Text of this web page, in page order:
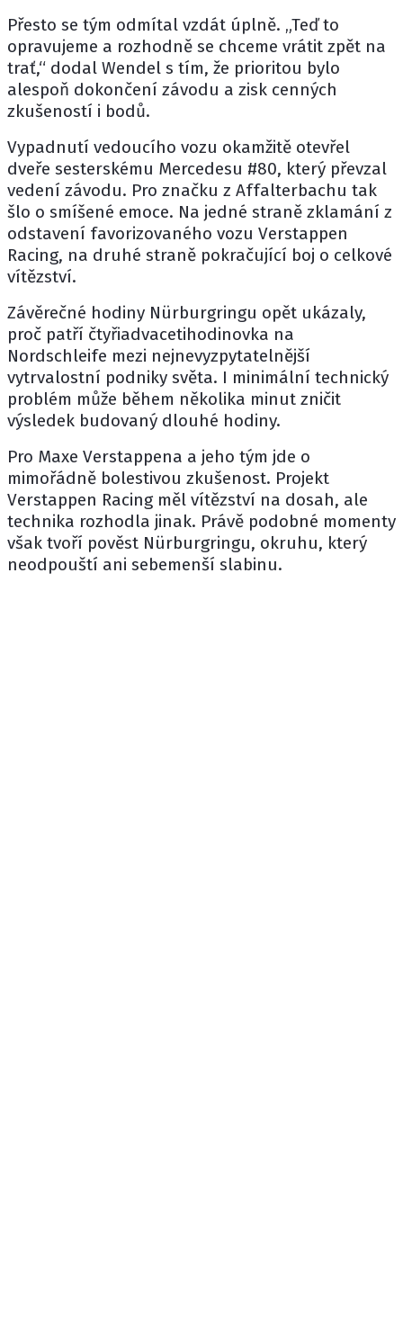
Přesto se tým odmítal vzdát úplně. „Teď to
opravujeme a rozhodně se chceme vrátit zpět na
trať,“ dodal Wendel s tím, že prioritou bylo
alespoň dokončení závodu a zisk cenných
zkušeností i bodů.
Vypadnutí vedoucího vozu okamžitě otevřel
dveře sesterskému Mercedesu #80, který převzal
vedení závodu. Pro značku z Affalterbachu tak
šlo o smíšené emoce. Na jedné straně zklamání z
odstavení favorizovaného vozu Verstappen
Racing, na druhé straně pokračující boj o celkové
vítězství.
Závěrečné hodiny Nürburgringu opět ukázaly,
proč patří čtyřiadvacetihodinovka na
Nordschleife mezi nejnevyzpytatelnější
vytrvalostní podniky světa. I minimální technický
problém může během několika minut zničit
výsledek budovaný dlouhé hodiny.
Pro Maxe Verstappena a jeho tým jde o
mimořádně bolestivou zkušenost. Projekt
Verstappen Racing měl vítězství na dosah, ale
technika rozhodla jinak. Právě podobné momenty
však tvoří pověst Nürburgringu, okruhu, který
neodpouští ani sebemenší slabinu.